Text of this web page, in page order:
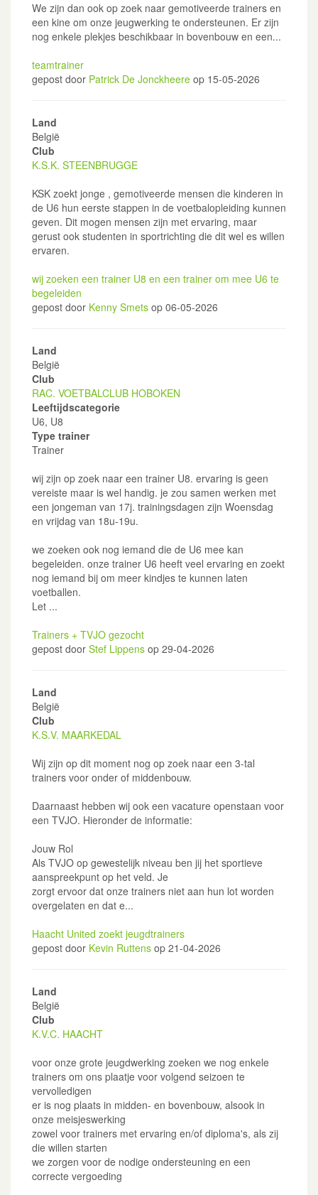
We zijn dan ook op zoek naar gemotiveerde trainers en
een kine om onze jeugwerking te ondersteunen. Er zijn
nog enkele plekjes beschikbaar in bovenbouw en een...
teamtrainer
gepost door Patrick De Jonckheere op 15-05-2026
Land
België
Club
K.S.K. STEENBRUGGE
KSK zoekt jonge , gemotiveerde mensen die kinderen in
de U6 hun eerste stappen in de voetbalopleiding kunnen
geven. Dit mogen mensen zijn met ervaring, maar
gerust ook studenten in sportrichting die dit wel es willen
ervaren.
wij zoeken een trainer U8 en een trainer om mee U6 te
begeleiden
gepost door Kenny Smets op 06-05-2026
Land
België
Club
RAC. VOETBALCLUB HOBOKEN
Leeftijdscategorie
U6, U8
Type trainer
Trainer
wij zijn op zoek naar een trainer U8. ervaring is geen
vereiste maar is wel handig. je zou samen werken met
een jongeman van 17j. trainingsdagen zijn Woensdag
en vrijdag van 18u-19u.
we zoeken ook nog iemand die de U6 mee kan
begeleiden. onze trainer U6 heeft veel ervaring en zoekt
nog iemand bij om meer kindjes te kunnen laten
voetballen.
Let ...
Trainers + TVJO gezocht
gepost door Stef Lippens op 29-04-2026
Land
België
Club
K.S.V. MAARKEDAL
Wij zijn op dit moment nog op zoek naar een 3-tal
trainers voor onder of middenbouw.
Daarnaast hebben wij ook een vacature openstaan voor
een TVJO. Hieronder de informatie:
Jouw Rol
Als TVJO op gewestelijk niveau ben jij het sportieve
aanspreekpunt op het veld. Je
zorgt ervoor dat onze trainers niet aan hun lot worden
overgelaten en dat e...
Haacht United zoekt jeugdtrainers
gepost door Kevin Ruttens op 21-04-2026
Land
België
Club
K.V.C. HAACHT
voor onze grote jeugdwerking zoeken we nog enkele
trainers om ons plaatje voor volgend seizoen te
vervolledigen
er is nog plaats in midden- en bovenbouw, alsook in
onze meisjeswerking
zowel voor trainers met ervaring en/of diploma's, als zij
die willen starten
we zorgen voor de nodige ondersteuning en een
correcte vergoeding